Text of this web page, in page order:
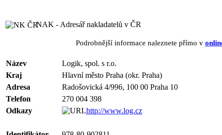
NAK - Adresář nakladatelů v ČR
Podrobnější informace naleznete přímo v
Název
Logik, spol. s r.o.
Kraj
Hlavní město Praha (okr. Praha)
Adresa
Radošovická 4/996, 100 00 Praha 10
Telefon
270 004 398
Odkazy
http://www.log.cz